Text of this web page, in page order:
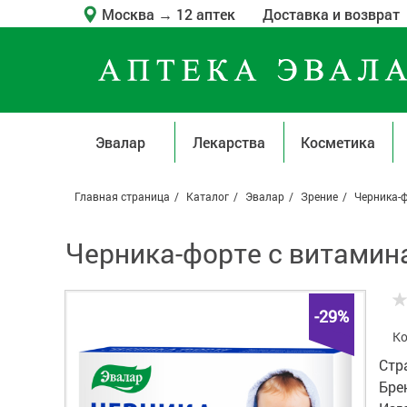
Москва → 12 аптек Доставка и возврат
Эвалар Лекарства Косметика
Главная страница Каталог Эвалар Зрение Черника-
Черника-форте с
-29%